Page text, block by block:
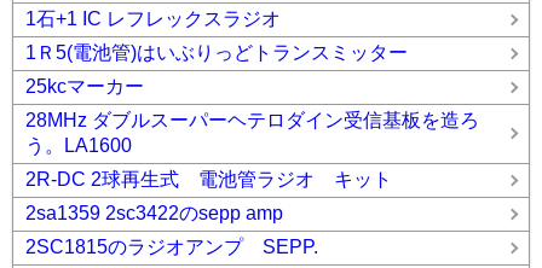
1石+1 IC レフレックスラジオ
1Ｒ5(電池管)はいぶりっどトランスミッター
25kcマーカー
28MHz ダブルスーパーヘテロダイン受信基板を造ろ
う。LA1600
2R-DC 2球再生式 電池管ラジオ キット
2sa1359 2sc3422のsepp amp
2SC1815のラジオアンプ SEPP.